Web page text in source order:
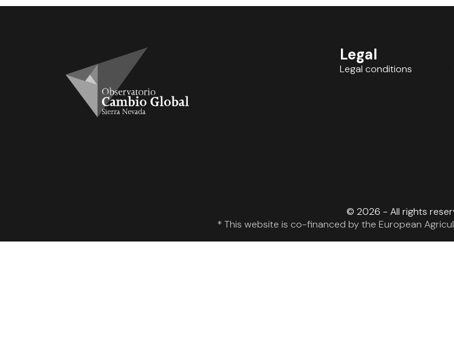
Legal
Legal conditions
© 2026 - All rights
* This website is co-financed by the European